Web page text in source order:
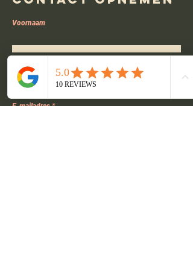
Voornaam
Achternaam
E-mailadres